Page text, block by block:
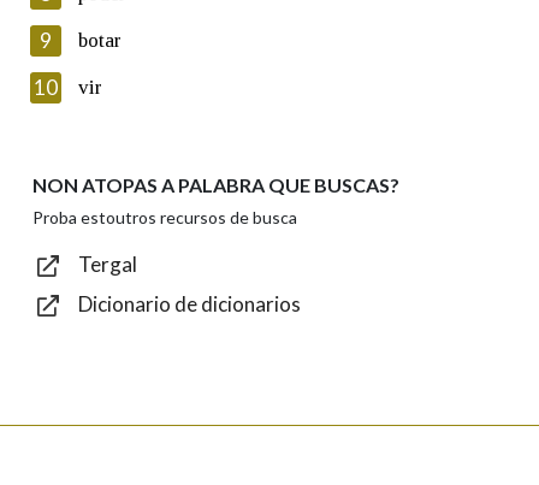
Introduce o código que aparece na imaxe:
Texto de verificación
9 botar
10 vir
NON ATOPAS A PALABRA QUE BUSCAS?
Proba estoutros recursos de busca
Tergal
Dicionario de dicionarios